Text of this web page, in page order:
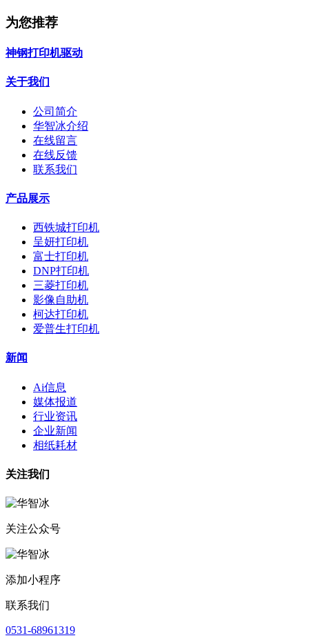
为您推荐
神钢打印机驱动
关于我们
公司简介
华智冰介绍
在线留言
在线反馈
联系我们
产品展示
西铁城打印机
呈妍打印机
富士打印机
DNP打印机
三菱打印机
影像自助机
柯达打印机
爱普生打印机
新闻
Ai信息
媒体报道
行业资讯
企业新闻
相纸耗材
关注我们
关注公众号
添加小程序
联系我们
0531-68961319